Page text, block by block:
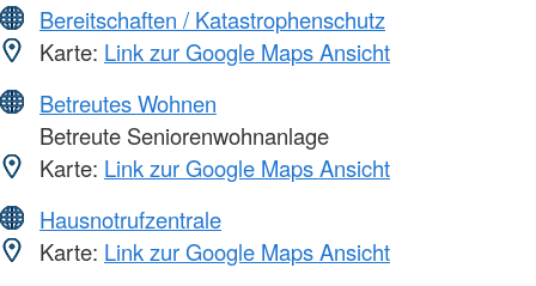
Bereitschaften / Katastrophenschutz
Karte: Link zur Google Maps Ansicht
Betreutes Wohnen
Betreute Seniorenwohnanlage
Karte: Link zur Google Maps Ansicht
Hausnotrufzentrale
Karte: Link zur Google Maps Ansicht